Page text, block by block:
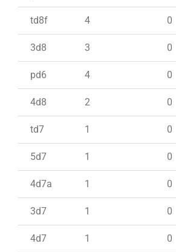
td8f 4 0
3d8 3 0
pd6 4 0
4d8 2 0
td7 1 0
5d7 1 0
4d7a 1 0
3d7 1 0
4d7 1 0